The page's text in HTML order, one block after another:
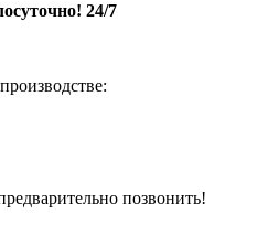
24/7
позвонить!